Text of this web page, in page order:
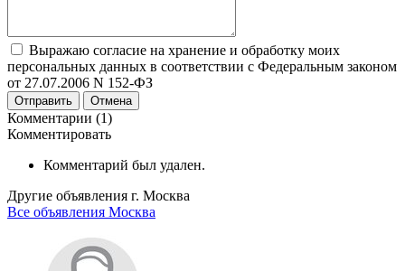
Выражаю согласие на хранение и обработку моих
персональных данных в соответствии с Федеральным законом
от 27.07.2006 N 152-ФЗ
Отправить Отмена
Комментарии (1)
Комментировать
Комментарий был удален.
Другие объявления г. Москва
Все объявления Москва